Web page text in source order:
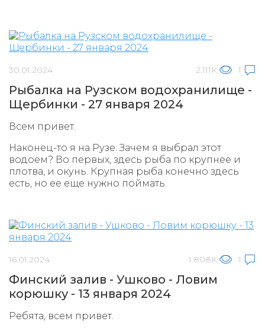
30.01.2024 2.111K 1
Рыбалка на Рузском водохранилище -
Щербинки - 27 января 2024
Всем привет.
Наконец-то я на Рузе. Зачем я выбрал этот
водоем? Во первых, здесь рыба по крупнее и
плотва, и окунь. Крупная рыба конечно здесь
есть, но ее еще нужно поймать.
16.01.2024 1.808K 1
Финский залив - Ушково - Ловим
корюшку - 13 января 2024
Ребята, всем привет.